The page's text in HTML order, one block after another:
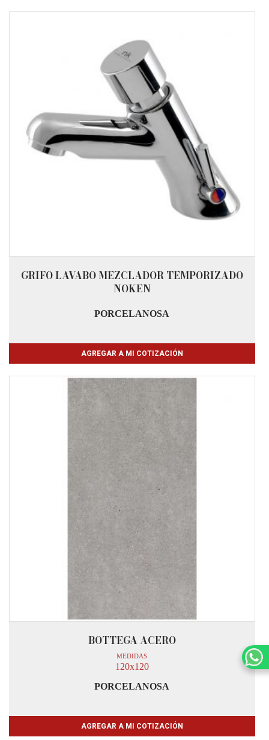
GRIFO LAVABO MEZCLADOR TEMPORIZADO
NOKEN
PORCELANOSA
AGREGAR A MI COTIZACIÓN
BOTTEGA ACERO
MEDIDAS
120x120
PORCELANOSA
AGREGAR A MI COTIZACIÓN